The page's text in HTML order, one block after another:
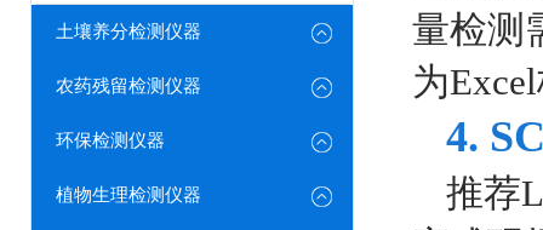
土壤养分检测仪器
农药残留检测仪器
环保检测仪器
植物生理检测仪器
量检测
为
4.
推荐